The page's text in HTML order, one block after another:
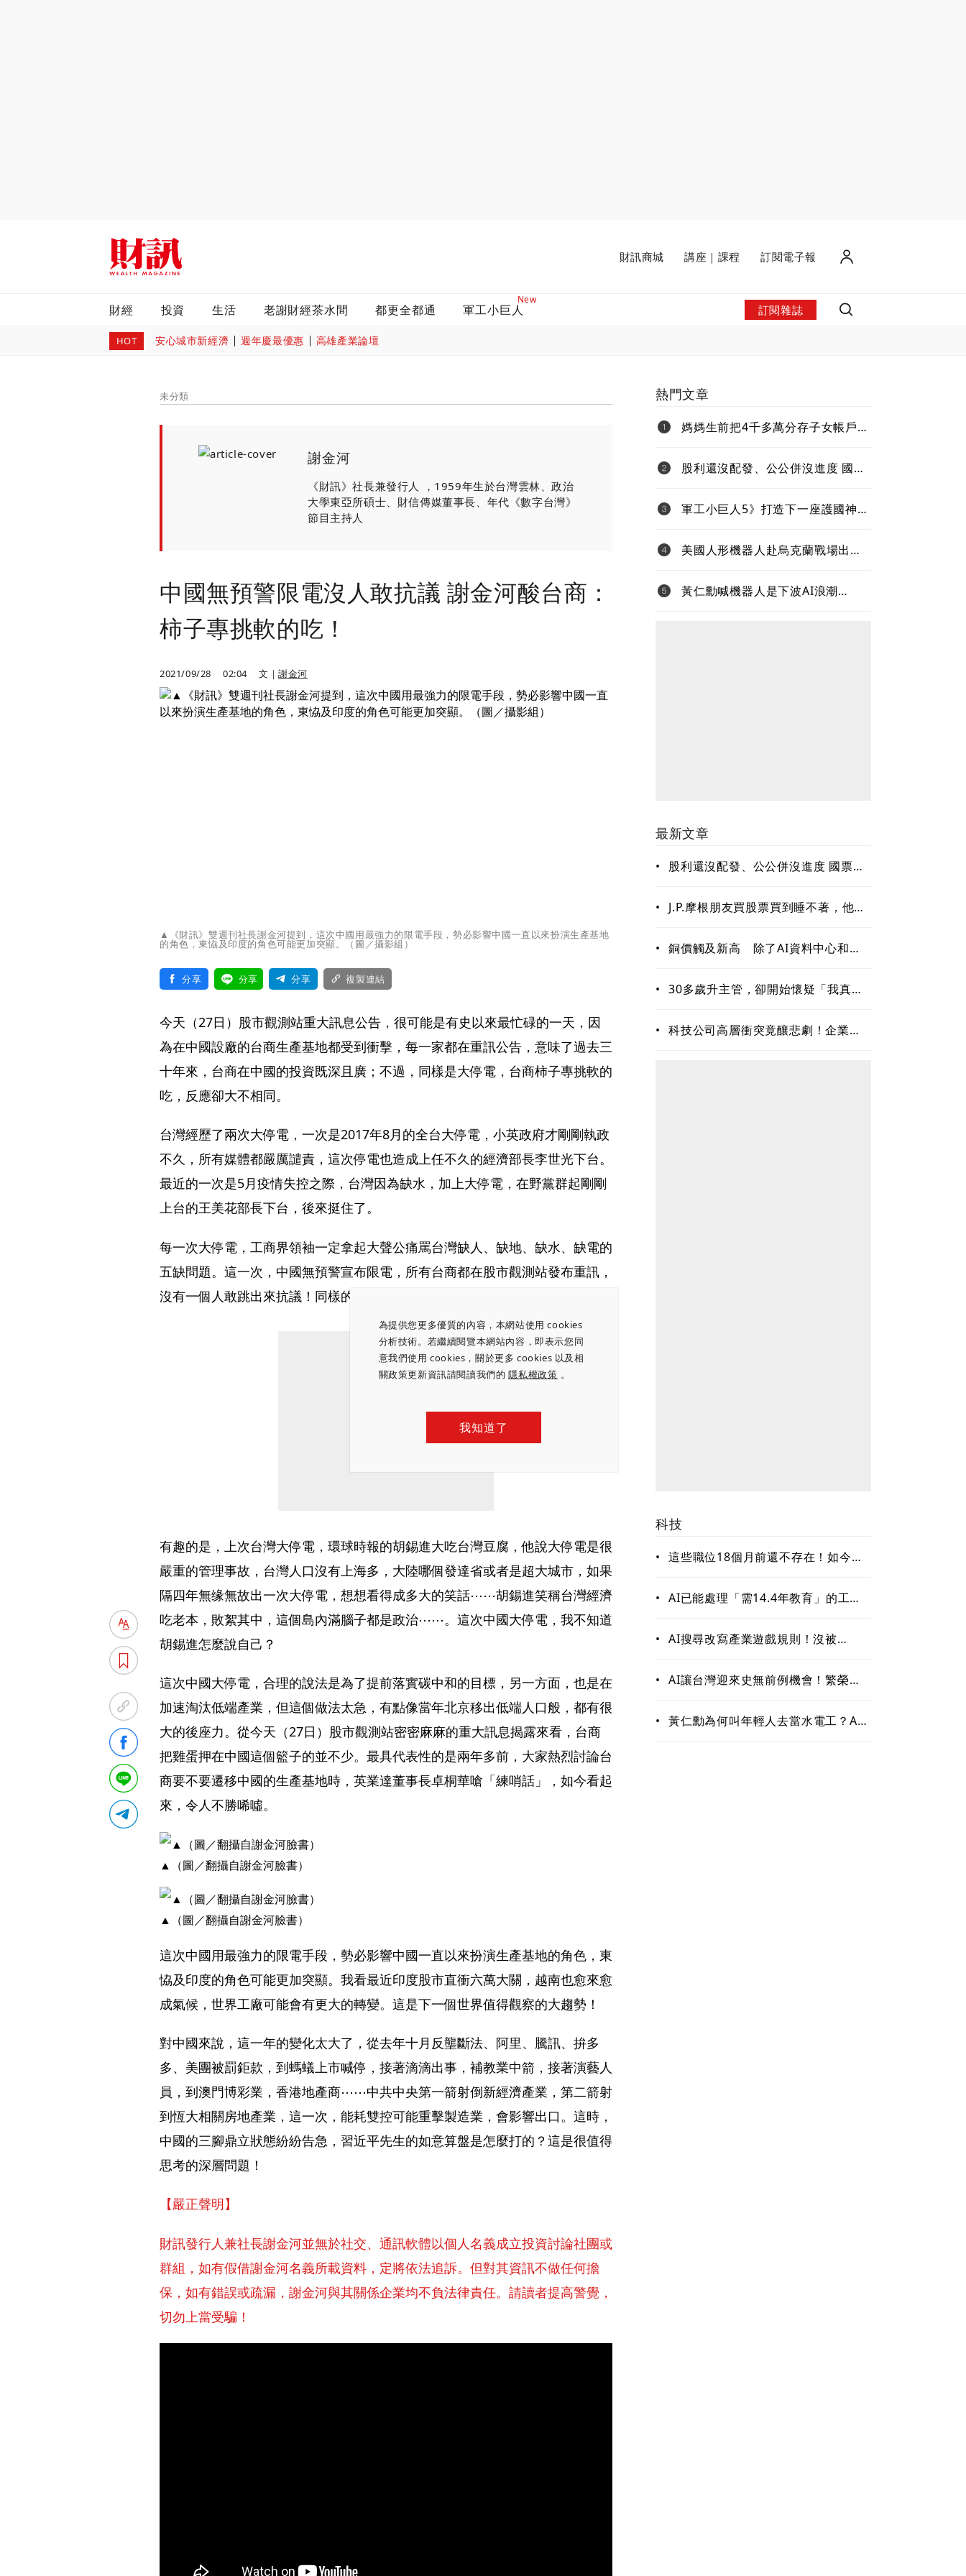
財訊商城 講座｜課程 訂閱電子報
財經 投資 生活 老謝財經茶水間 都更全都通
New
軍工小巨人 訂閱雜誌
為提供您更多優質的內容，本網站使用 cookies
分析技術。若繼續閱覽本網站內容，即表示您同
意我們使用 cookies，關於更多 cookies 以及相
關政策更新資訊請閱讀我們的 隱私權政策 。
我知道了
HOT 安心城市新經濟 週年慶最優惠 高雄產業論壇
未分類
謝金河
《財訊》社長兼發行人 ，1959年生於台灣雲林、政治
大學東亞所碩士、財信傳媒董事長、年代《數字台灣》
節目主持人
中國無預警限電沒人敢抗議 謝金河酸台商：
柿子專挑軟的吃！
2021/09/28 02:04 文｜謝金河
▲《財訊》雙週刊社長謝金河提到，這次中國用最強力的限電手段，勢必影響中國一直以來扮演生產基地
的角色，東恊及印度的角色可能更加突顯。（圖／攝影組）
分享 分享 分享 複製連結
今天（27日）股市觀測站重大訊息公告，很可能是有史以來最忙碌的一天，因
為在中國設廠的台商生產基地都受到衝擊，每一家都在重訊公告，意味了過去三
十年來，台商在中國的投資既深且廣；不過，同樣是大停電，台商柿子專挑軟的
吃，反應卻大不相同。
台灣經歷了兩次大停電，一次是2017年8月的全台大停電，小英政府才剛剛執政
不久，所有媒體都嚴厲譴責，這次停電也造成上任不久的經濟部長李世光下台。
最近的一次是5月疫情失控之際，台灣因為缺水，加上大停電，在野黨群起剛剛
上台的王美花部長下台，後來挺住了。
每一次大停電，工商界領袖一定拿起大聲公痛罵台灣缺人、缺地、缺水、缺電的
五缺問題。這一次，中國無預警宣布限電，所有台商都在股市觀測站發布重訊，
沒有一個人敢跳出來抗議！同樣的大停電，國內的企業大老反應完全不一樣。
有趣的是，上次台灣大停電，環球時報的胡錫進大吃台灣豆腐，他說大停電是很
嚴重的管理事故，台灣人口沒有上海多，大陸哪個發達省或者是超大城市，如果
隔四年無缘無故出一次大停電，想想看得成多大的笑話⋯⋯胡錫進笑稱台灣經濟
吃老本，敗絮其中，這個島內滿腦子都是政治⋯⋯。這次中國大停電，我不知道
胡錫進怎麼說自己？
這次中國大停電，合理的說法是為了提前落實碳中和的目標，另一方面，也是在
加速淘汰低端產業，但這個做法太急，有點像當年北京移出低端人口般，都有很
大的後座力。從今天（27日）股市觀測站密密麻麻的重大訊息揭露來看，台商
把雞蛋押在中國這個籃子的並不少。最具代表性的是兩年多前，大家熱烈討論台
商要不要遷移中國的生產基地時，英業達董事長卓桐華嗆「練哨話」，如今看起
來，令人不勝唏噓。
▲（圖／翻攝自謝金河臉書）
▲（圖／翻攝自謝金河臉書）
這次中國用最強力的限電手段，勢必影響中國一直以來扮演生產基地的角色，東
恊及印度的角色可能更加突顯。我看最近印度股市直衝六萬大關，越南也愈來愈
成氣候，世界工廠可能會有更大的轉變。這是下一個世界值得觀察的大趨勢！
對中國來說，這一年的變化太大了，從去年十月反壟斷法、阿里、騰訊、拚多
多、美團被罰鉅款，到螞蟻上市喊停，接著滴滴出事，補教業中箭，接著演藝人
員，到澳門博彩業，香港地產商⋯⋯中共中央第一箭射倒新經濟產業，第二箭射
到恆大相關房地產業，這一次，能耗雙控可能重擊製造業，會影響出口。這時，
中國的三腳鼎立狀態紛紛告急，習近平先生的如意算盤是怎麼打的？這是很值得
思考的深層問題！
【嚴正聲明】
財訊發行人兼社長謝金河並無於社交、通訊軟體以個人名義成立投資討論社團或
群組，如有假借謝金河名義所載資料，定將依法追訴。但對其資訊不做任何擔
保，如有錯誤或疏漏，謝金河與其關係企業均不負法律責任。請讀者提高警覺，
切勿上當受騙！
熱門文章
媽媽生前把4千多萬分存子女帳戶
股利還沒配發、公公併沒進度 國票
軍工小巨人5》打造下一座護國神
鏈
美國人形機器人赴烏克蘭戰場出任
超微Ryzen AI嵌入式X100系列處理
器
黃仁勳喊機器人是下波AI浪潮
最新文章
•
股利還沒配發、公公併沒進度 國票金
•
J.P.摩根朋友買股票買到睡不著，他只
賺錢的關鍵能力
• 銅價觸及新高 除了AI資料中心和電
• 30多歲升主管，卻開始懷疑「我真的
• 科技公司高層衝突竟釀悲劇！企業內
科技
• 這些職位18個月前還不存在！如今年
缺哪種人才？
• AI已能處理「需14.4年教育」的工
最值錢的是這些
• AI搜尋改寫產業遊戲規則！沒被
失」 品牌如何搶下話語權？
• AI讓台灣迎來史無前例機會！繁榮背
其衝
• 黃仁勳為何叫年輕人去當水電工？AI